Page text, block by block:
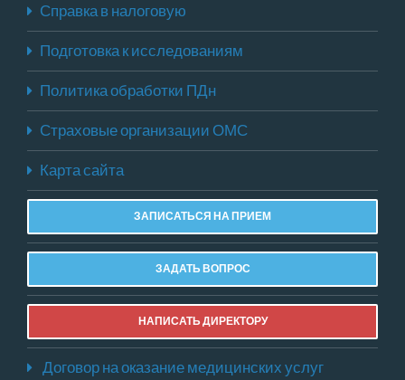
Справка в налоговую
Подготовка к исследованиям
Политика обработки ПДн
Страховые организации ОМС
Карта сайта
ЗАПИСАТЬСЯ НА ПРИЕМ
ЗАДАТЬ ВОПРОС
НАПИСАТЬ ДИРЕКТОРУ
Договор на оказание медицинских услуг